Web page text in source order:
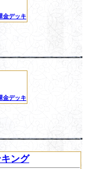
金デッキ
金デッキ
ング